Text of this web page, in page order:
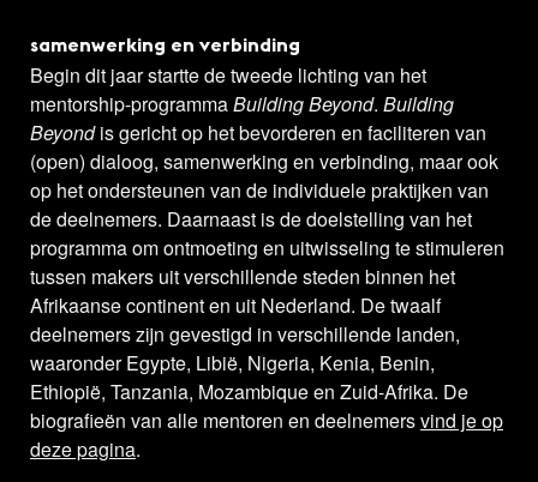
samenwerking en verbinding
Begin dit jaar startte de tweede lichting van het
mentorship-programmaBuilding Beyond. Building
Beyondis gericht op het bevorderen en faciliteren van
(open) dialoog, samenwerking en verbinding, maar ook
op het ondersteunen van de individuele praktijken van
de deelnemers. Daarnaast is de doelstelling van het
programma om ontmoeting en uitwisseling te stimuleren
tussen makers uit verschillende steden binnen het
Afrikaanse continent en uit Nederland. De twaalf
deelnemers zijn gevestigd in verschillende landen,
waaronder Egypte, Libië, Nigeria, Kenia, Benin,
Ethiopië, Tanzania, Mozambique en Zuid-Afrika. De
biografieën van alle mentoren en deelnemersvind je op
deze pagina.